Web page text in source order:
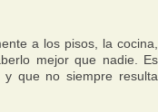
a los pisos, la cocina,
mejor que nadie. Es
que no siempre resulta